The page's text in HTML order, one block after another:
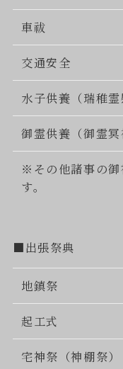
車祓
交通安全
水子供養（瑞稚霊
御霊供養（御霊冥
※その他諸事の御
す。
■出張祭典
地鎮祭
起工式
宅神祭（神棚祭）